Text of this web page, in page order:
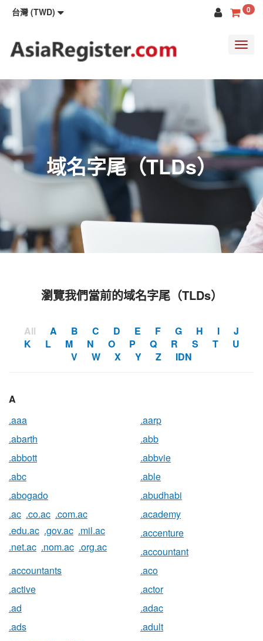
台灣 (TWD) 0
域名字尾（TLDs）
瀏覽我們當前的域名字尾（TLDs）
All A B C D E F G H I
J
K
L M N O P Q R S T
U
V
W X Y Z IDN
A
.aaa
.aarp
.abarth
.abb
.abbott
.abbvie
.abc
.able
.abogado
.abudhabi
.ac .co.ac .com.ac
.edu.ac .gov.ac .mil.ac
.net.ac .nom.ac .org.ac
.academy
.accenture
.accountant
.accountants
.aco
.active
.actor
.ad
.adac
.ads
.adult